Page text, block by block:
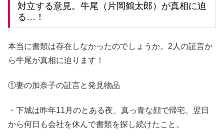
対立する意見。牛尾（片岡鶴太郎）が真相に迫
る…！
本当に書類は存在しなかったのでしょうか。2人の証言か
ら牛尾が真相に迫ります！
①妻の加奈子の証言と発見物品
・下城は昨年11月のとある夜、真っ青な顔で帰宅、翌日
から何日も会社を休んで書類を探し続けたこと。